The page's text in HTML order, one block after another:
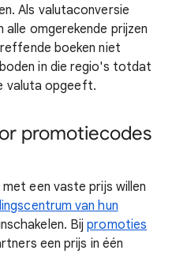
Als valutaconversie
omgerekende prijzen
boeken niet
in die regio's totdat
valuta opgeeft.
promotiecodes
een vaste prijs willen
van hun
Bijpromoties
een prijs in één